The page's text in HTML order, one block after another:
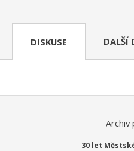
DISKUSE DALŠÍ
Archiv
30 let